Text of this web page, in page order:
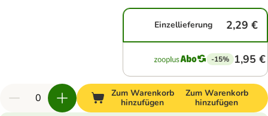
Einzellieferung 2,29 €
-15% 1,95 €
Zum Warenkorb
hinzufügen
Zum Warenkorb
hinzufügen